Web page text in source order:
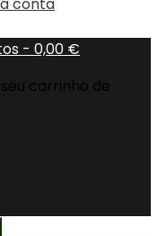
- 0,00 €
carrinho de